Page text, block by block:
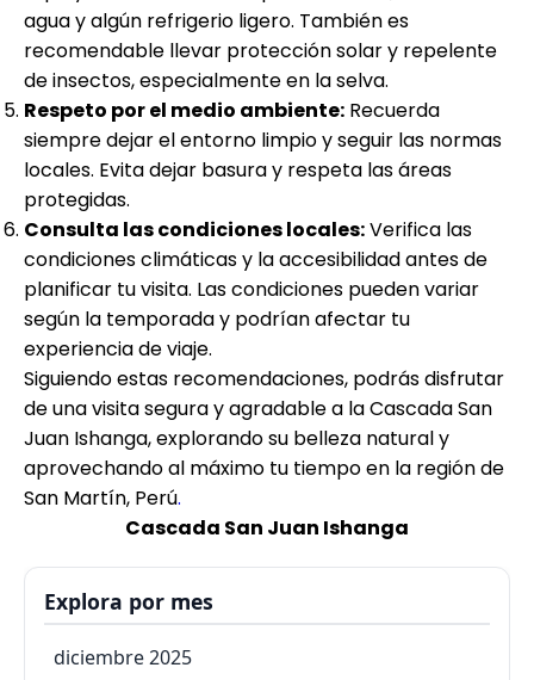
agua y algún refrigerio ligero. También es
recomendable llevar protección solar y repelente
de insectos, especialmente en la selva.
Respeto por el medio ambiente: Recuerda
siempre dejar el entorno limpio y seguir las normas
locales. Evita dejar basura y respeta las áreas
protegidas.
Consulta las condiciones locales:Verifica las
condiciones climáticas y la accesibilidad antes de
planificar tu visita. Las condiciones pueden variar
según la temporada y podrían afectar tu
experiencia de viaje.
Siguiendo estas recomendaciones, podrás disfrutar
de una visita segura y agradable a la Cascada San
Juan Ishanga, explorando su belleza natural y
aprovechando al máximo tu tiempo en la región de
San Martín, Perú.
Cascada San Juan Ishanga
Explora por mes
diciembre 2025